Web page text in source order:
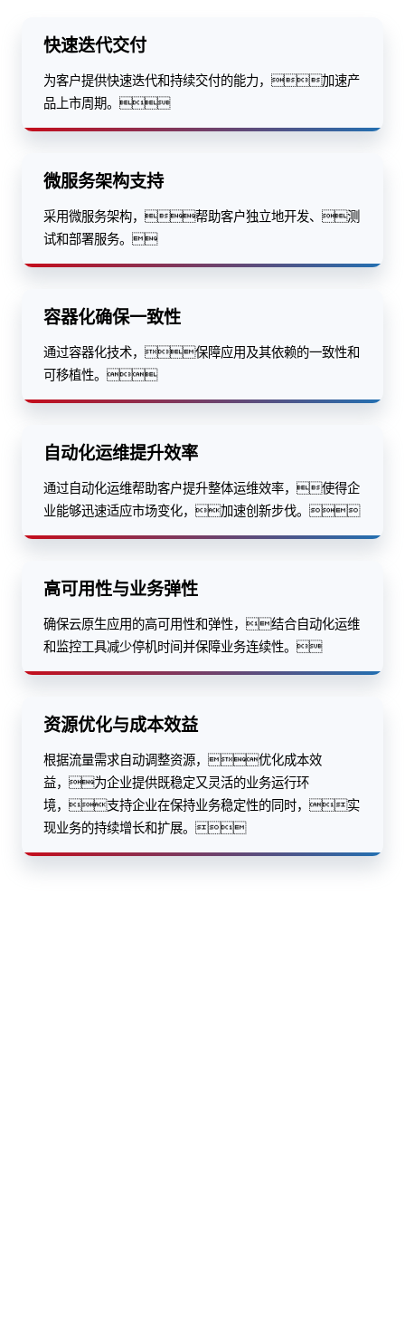
快速迭代交付
为客户提供快速迭代和持续交付的能力，加速产
品上市周期。
微服务架构支持
采用微服务架构，帮助客户独立地开发、测
试和部署服务。
容器化确保一致性
通过容器化技术，保障应用及其依赖的一致性和
可移植性。
自动化运维提升效率
通过自动化运维帮助客户提升整体运维效率，使得企
业能够迅速适应市场变化，加速创新步伐。
高可用性与业务弹性
确保云原生应用的高可用性和弹性，结合自动化运维
和监控工具减少停机时间并保障业务连续性。
资源优化与成本效益
根据流量需求自动调整资源，优化成本效
益，为企业提供既稳定又灵活的业务运行环
境，支持企业在保持业务稳定性的同时，实
现业务的持续增长和扩展。